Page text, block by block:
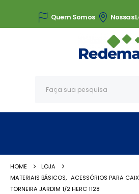
Quem Somos Nossas
HOME
LOJA
MATERIAIS BÁSICOS, ACESSÓRIOS PARA
TORNEIRA JARDIM 1/2 HERC 1128